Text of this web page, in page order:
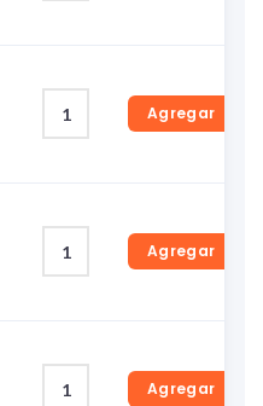
Agregar
Agregar
Agregar